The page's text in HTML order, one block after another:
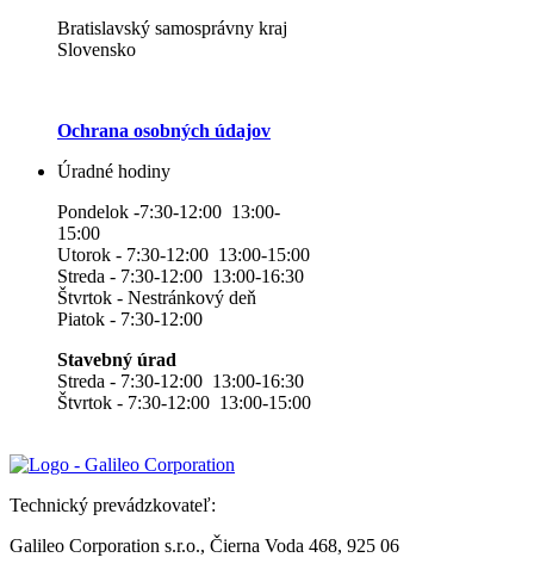
Bratislavský samosprávny kraj
Slovensko
Ochrana osobných údajov
Úradné hodiny
Pondelok -7:30-12:00 13:00-
15:00
Utorok - 7:30-12:00 13:00-15:00
Streda - 7:30-12:00 13:00-16:30
Štvrtok - Nestránkový deň
Piatok - 7:30-12:00
Stavebný úrad
Streda - 7:30-12:00 13:00-16:30
Štvrtok - 7:30-12:00 13:00-15:00
Technický prevádzkovateľ:
Galileo Corporation s.r.o., Čierna Voda 468, 925 06